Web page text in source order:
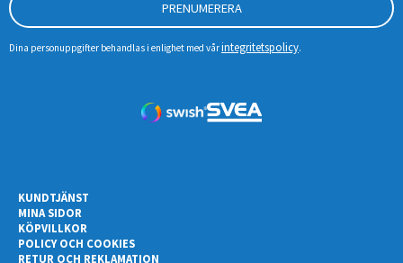
PRENUMERERA
Dina personuppgifter behandlas i enlighet med vårintegritetspolicy.
KUNDTJÄNST
MINA SIDOR
KÖPVILLKOR
POLICY OCH COOKIES
RETUR OCH REKLAMATION